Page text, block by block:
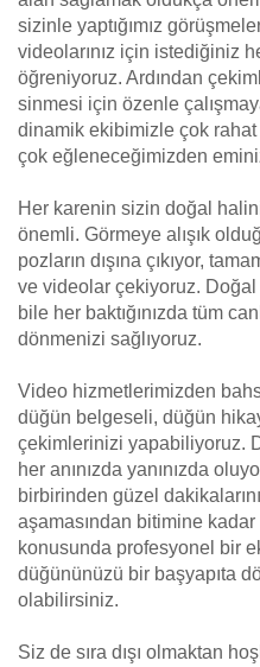
sizinle yaptığımız
videolarınız için istediğiniz
öğreniyoruz. Ardından
sinmesi için özenle
dinamik ekibimizle çok
çok eğleneceğimizden
Her karenin sizin doğal
önemli. Görmeye alışık
pozların dışına çıkıyor,
ve videolar çekiyoruz.
bile her baktığınızda tüm
dönmenizi sağlıyoruz.
Video hizmetlerimizden
düğün belgeseli, düğün
çekimlerinizi yapabiliyoruz.
her anınızda yanınızda
birbirinden güzel
aşamasından bitimine
konusunda profesyonel bir
düğününüzü bir başyapıta
olabilirsiniz.
Siz de sıra dışı olmaktan